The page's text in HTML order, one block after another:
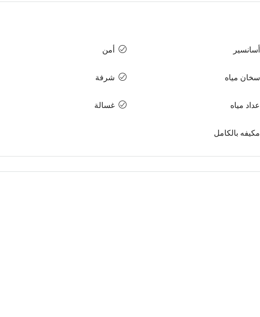
أسانسير أمن
سخان مياه شرفة
عداد مياه غسالة
مكيفه بالكامل